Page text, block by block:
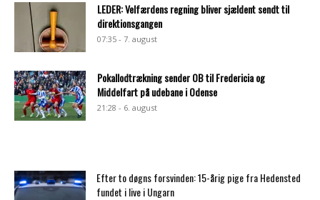
LEDER: Velfærdens regning bliver sjældent sendt til
direktionsgangen
07:35 - 7. august
Pokallodtrækning sender OB til Fredericia og
Middelfart på udebane i Odense
21:28 - 6. august
Efter to døgns forsvinden: 15-årig pige fra Hedensted
fundet i live i Ungarn